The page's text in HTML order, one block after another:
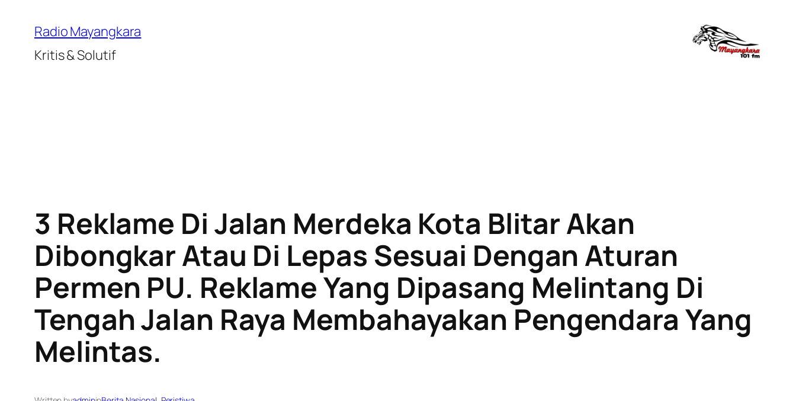
konten
Radio Mayangkara
Kritis & Solutif
3 Reklame Di Jalan Merdeka Kota Blitar Akan
Dibongkar Atau Di Lepas Sesuai Dengan Aturan
Permen PU. Reklame Yang Dipasang Melintang Di
Tengah Jalan Raya Membahayakan Pengendara Yang
Melintas.